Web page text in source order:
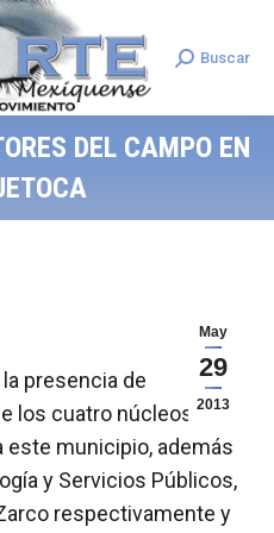
Search:
Buscar
DEL CAMPO EN
May
29
2013
la presencia de
los cuatro núcleos
municipio, además
y Servicios Públicos,
respectivamente y